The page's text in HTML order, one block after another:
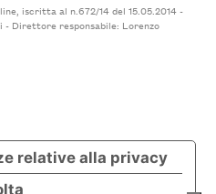
iscritta al n.672/14 del 15.05.2014 -
- Direttore responsabile: Lorenzo
relative alla privacy